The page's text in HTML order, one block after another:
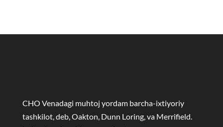
CHO Venadagi muhtoj yordam barcha-ixtiyoriy
tashkilot, deb, Oakton, Dunn Loring, va Merrifield.